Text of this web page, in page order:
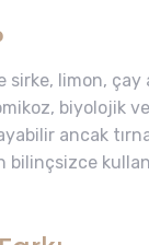
limon, çay
biyolojik
ancak